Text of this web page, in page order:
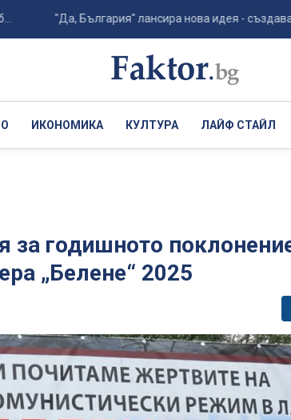
"Да, България" лансира нова идея - създаване на
ИКОНОМИКА КУЛТУРА ЛАЙФ СТАЙЛ
за годишното
„Белене“ 2025